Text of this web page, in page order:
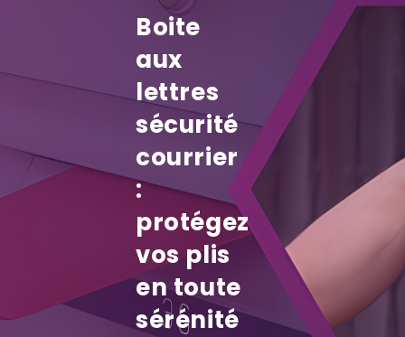
Boite
aux
lettres
sécurité
courrier
:
protégez
vos plis
en toute
sérénité